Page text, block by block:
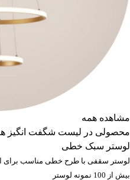
مشاهده همه
محصولی در لیست شگفت انگیز
لوستر سبک خطی
بیش از 100 نمونه لوستر